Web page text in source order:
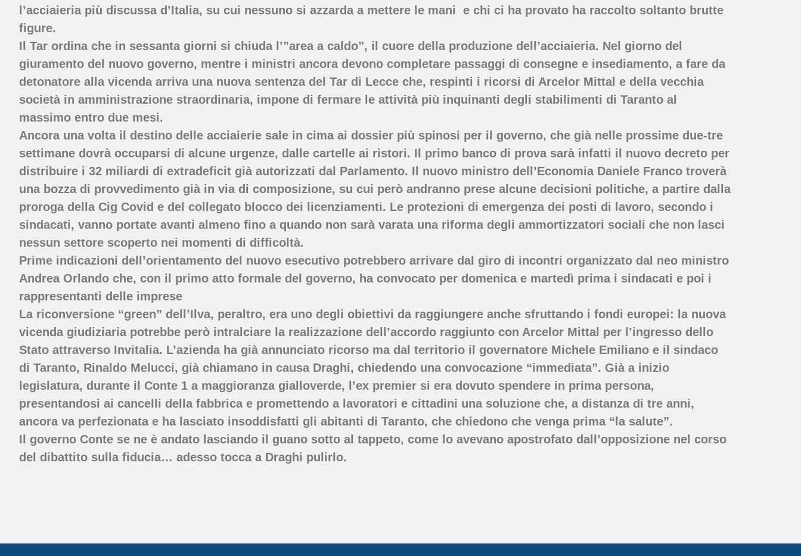
l’acciaieria più discussa d’Italia, su cui nessuno si azzarda a mettere le mani e chi ci ha provato ha raccolto soltanto brutte
figure.
Il Tar ordina che in sessanta giorni si chiuda l’”area a caldo”, il cuore della produzione dell’acciaieria. Nel giorno del
giuramento del nuovo governo, mentre i ministri ancora devono completare passaggi di consegne e insediamento, a fare da
detonatore alla vicenda arriva una nuova sentenza del Tar di Lecce che, respinti i ricorsi di Arcelor Mittal e della vecchia
società in amministrazione straordinaria, impone di fermare le attività più inquinanti degli stabilimenti di Taranto al
massimo entro due mesi.
Ancora una volta il destino delle acciaierie sale in cima ai dossier più spinosi per il governo, che già nelle prossime due-tre
settimane dovrà occuparsi di alcune urgenze, dalle cartelle ai ristori. Il primo banco di prova sarà infatti il nuovo decreto per
distribuire i 32 miliardi di extradeficit già autorizzati dal Parlamento. Il nuovo ministro dell’Economia Daniele Franco troverà
una bozza di provvedimento già in via di composizione, su cui però andranno prese alcune decisioni politiche, a partire dalla
proroga della Cig Covid e del collegato blocco dei licenziamenti. Le protezioni di emergenza dei posti di lavoro, secondo i
sindacati, vanno portate avanti almeno fino a quando non sarà varata una riforma degli ammortizzatori sociali che non lasci
nessun settore scoperto nei momenti di difficoltà.
Prime indicazioni dell’orientamento del nuovo esecutivo potrebbero arrivare dal giro di incontri organizzato dal neo ministro
Andrea Orlando che, con il primo atto formale del governo, ha convocato per domenica e martedì prima i sindacati e poi i
rappresentanti delle imprese
La riconversione “green” dell’Ilva, peraltro, era uno degli obiettivi da raggiungere anche sfruttando i fondi europei: la nuova
vicenda giudiziaria potrebbe però intralciare la realizzazione dell’accordo raggiunto con Arcelor Mittal per l’ingresso dello
Stato attraverso Invitalia. L’azienda ha già annunciato ricorso ma dal territorio il governatore Michele Emiliano e il sindaco
di Taranto, Rinaldo Melucci, già chiamano in causa Draghi, chiedendo una convocazione “immediata”. Già a inizio
legislatura, durante il Conte 1 a maggioranza gialloverde, l’ex premier si era dovuto spendere in prima persona,
presentandosi ai cancelli della fabbrica e promettendo a lavoratori e cittadini una soluzione che, a distanza di tre anni,
ancora va perfezionata e ha lasciato insoddisfatti gli abitanti di Taranto, che chiedono che venga prima “la salute”.
Il governo Conte se ne è andato lasciando il guano sotto al tappeto, come lo avevano apostrofato dall’opposizione nel corso
del dibattito sulla fiducia… adesso tocca a Draghi pulirlo.